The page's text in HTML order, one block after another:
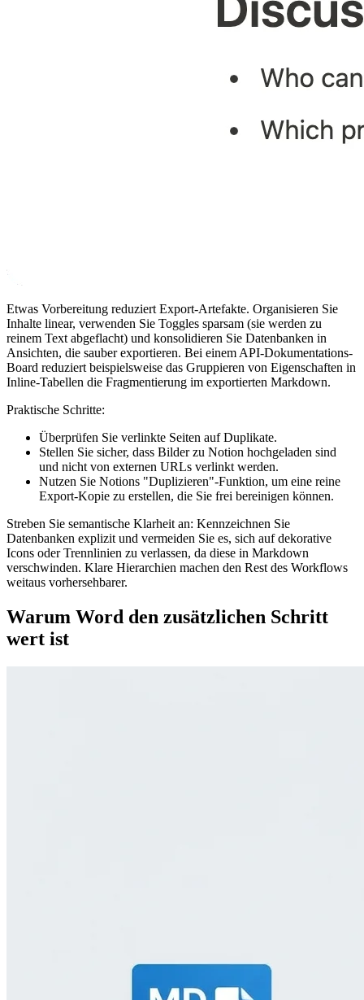
Etwas Vorbereitung reduziert Export-Artefakte. Organisieren Sie
Inhalte linear, verwenden Sie Toggles sparsam (sie werden zu
reinem Text abgeflacht) und konsolidieren Sie Datenbanken in
Ansichten, die sauber exportieren. Bei einem API-Dokumentations-
Board reduziert beispielsweise das Gruppieren von Eigenschaften in
Inline-Tabellen die Fragmentierung im exportierten Markdown.
Praktische Schritte:
Überprüfen Sie verlinkte Seiten auf Duplikate.
Stellen Sie sicher, dass Bilder zu Notion hochgeladen sind
und nicht von externen URLs verlinkt werden.
Nutzen Sie Notions "Duplizieren"-Funktion, um eine reine
Export-Kopie zu erstellen, die Sie frei bereinigen können.
Streben Sie semantische Klarheit an: Kennzeichnen Sie
Datenbanken explizit und vermeiden Sie es, sich auf dekorative
Icons oder Trennlinien zu verlassen, da diese in Markdown
verschwinden. Klare Hierarchien machen den Rest des Workflows
weitaus vorhersehbarer.
Warum Word den zusätzlichen Schritt
wert ist